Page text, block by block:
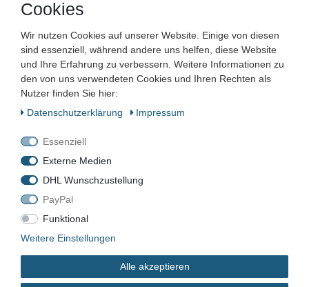
Masken.
3M
3M™ Aura™ 9320+ FFP2 NR D
Atemschutzmaske
Staubschutzmaske
Cookies
Wir nutzen Cookies auf unserer Website. Einige von diesen
sind essenziell, während andere uns helfen, diese Website
und Ihre Erfahrung zu verbessern. Weitere Informationen zu
den von uns verwendeten Cookies und Ihren Rechten als
Nutzer finden Sie hier:
Daten­schutz­erklärung
Impressum
Essenziell
Externe Medien
DHL Wunschzustellung
PayPal
Funktional
Weitere Einstellungen
Alle akzeptieren